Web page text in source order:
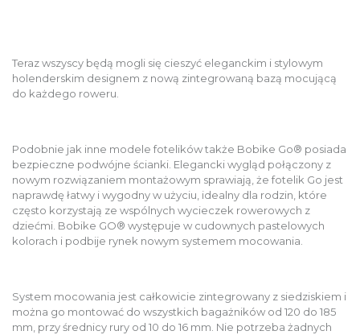
Teraz wszyscy będą mogli się cieszyć eleganckim i stylowym
holenderskim designem z nową zintegrowaną bazą mocującą
do każdego roweru.
Podobnie jak inne modele fotelików także Bobike Go® posiada
bezpieczne podwójne ścianki. Elegancki wygląd połączony z
nowym rozwiązaniem montażowym sprawiają, że fotelik Go jest
naprawdę łatwy i wygodny w użyciu, idealny dla rodzin, które
często korzystają ze wspólnych wycieczek rowerowych z
dziećmi. Bobike GO® występuje w cudownych pastelowych
kolorach i podbije rynek nowym systemem mocowania.
System mocowania jest całkowicie zintegrowany z siedziskiem i
można go montować do wszystkich bagażników od 120 do 185
mm, przy średnicy rury od 10 do 16 mm. Nie potrzeba żadnych